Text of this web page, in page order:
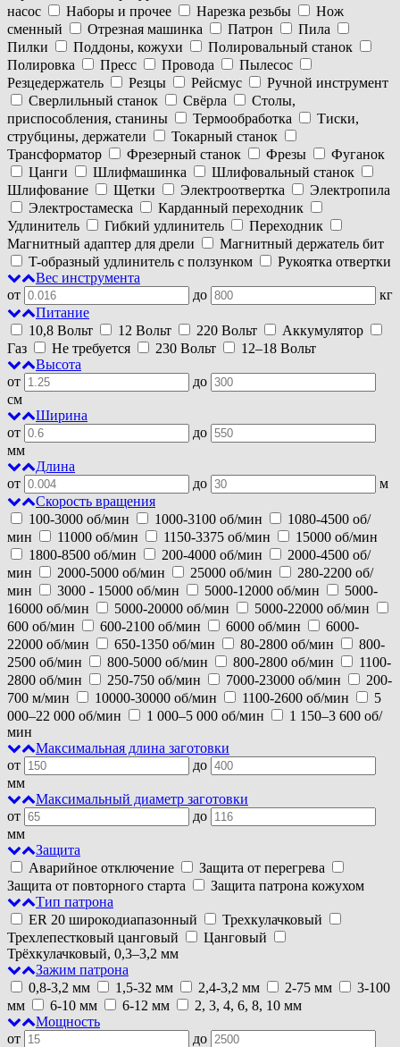
насос
Наборы и прочее Нарезка резьбы
Нож
сменный
Отрезная машинка Патрон
Пила
Пилки
Поддоны, кожухи
Полировальный станок
Полировка
Пресс Провода
Пылесос
Резцедержатель
Резцы Рейсмус
Ручной инструмент
Сверлильный станок
Свёрла
Столы,
приспособления, станины
Термообработка
Тиски,
струбцины, держатели
Токарный станок
Трансформатор
Фрезерный станок Фрезы
Фуганок
Цанги
Шлифмашинка
Шлифовальный станок
Шлифование
Щетки Электроотвертка
Электропила
Электростамеска
Карданный переходник
Удлинитель
Гибкий удлинитель
Переходник
Магнитный адаптер для дрели
Магнитный держатель бит
T-образный удлинитель с ползунком
Рукоятка отвертки
Вес инструмента
от
до
кг
Питание
10,8 Вольт
12 Вольт 220 Вольт
Аккумулятор
Газ
Не требуется 230 Вольт
12–18 Вольт
Высота
от
до
см
Ширина
от
до
мм
Длина
от
до
м
Скорость вращения
100-3000 об/мин
1000-3100 об/мин
1080-4500 об/
мин
11000 об/мин 1150-3375 об/мин
15000 об/мин
1800-8500 об/мин
200-4000 об/мин
2000-4500 об/
мин
2000-5000 об/мин 25000 об/мин
280-2200 об/
мин
3000 - 15000 об/мин 5000-12000 об/мин
5000-
16000 об/мин
5000-20000 об/мин
5000-22000 об/мин
600 об/мин
600-2100 об/мин 6000 об/мин
6000-
22000 об/мин
650-1350 об/мин 80-2800 об/мин
800-
2500 об/мин
800-5000 об/мин 800-2800 об/мин
1100-
2800 об/мин
250-750 об/мин 7000-23000 об/мин
200-
700 м/мин
10000-30000 об/мин 1100-2600 об/мин
5
000–22 000 об/мин
1 000–5 000 об/мин
1 150–3 600 об/
мин
Максимальная длина заготовки
от
до
мм
Максимальный диаметр заготовки
от
до
мм
Защита
Аварийное отключение
Защита от перегрева
Защита от повторного старта
Защита патрона кожухом
Тип патрона
ER 20 широкодиапазонный
Трехкулачковый
Трехлепестковый цанговый
Цанговый
Трёхкулачковый, 0,3–3,2 мм
Зажим патрона
0,8-3,2 мм
1,5-32 мм 2,4-3,2 мм 2-75 мм
3-100
мм
6-10 мм 6-12 мм
2, 3, 4, 6, 8, 10 мм
Мощность
от
до